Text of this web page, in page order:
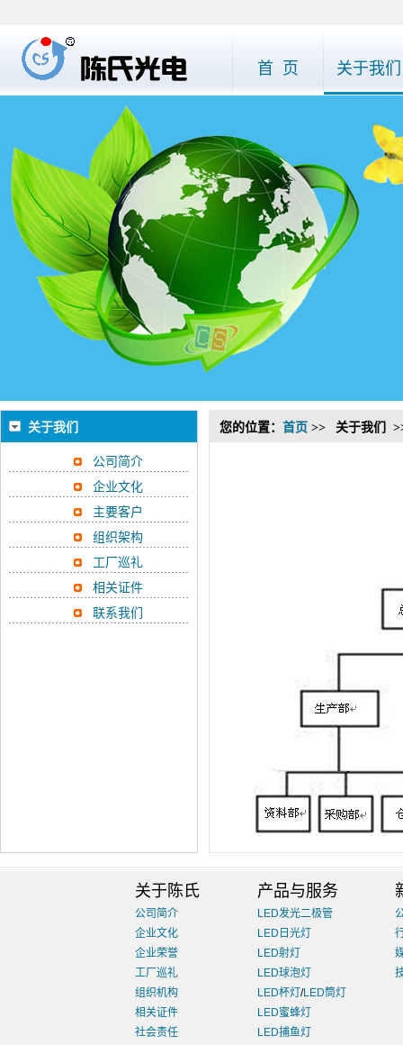
首 页 关于我们
关于我们
公司简介
企业文化
主要客户
组织架构
工厂巡礼
相关证件
联系我们
您的位置： 首页 >> 关于我们
关于陈氏
公司简介
企业文化
企业荣誉
工厂巡礼
组织机构
相关证件
社会责任
产品与服务
LED发光二极管
LED日光灯
LED射灯
LED球泡灯
LED杯灯 /LED筒灯
LED蜜蜂灯
LED捕鱼灯